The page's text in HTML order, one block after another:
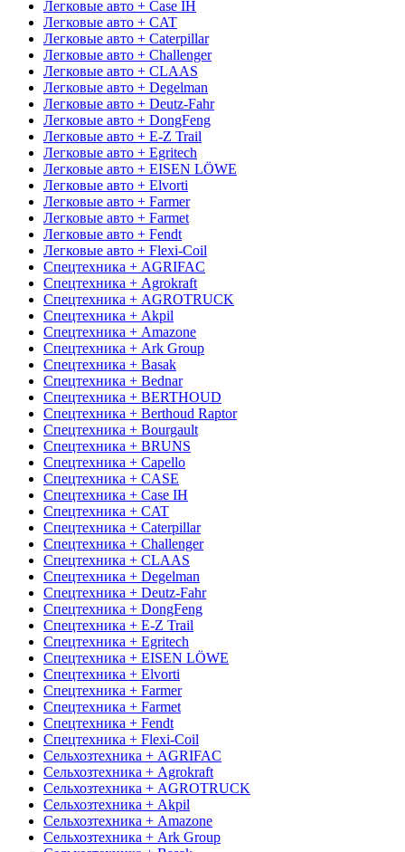
Легковые авто + Case IH
Легковые авто + CAT
Легковые авто + Caterpillar
Легковые авто + Challenger
Легковые авто + CLAAS
Легковые авто + Degelman
Легковые авто + Deutz-Fahr
Легковые авто + DongFeng
Легковые авто + E-Z Trail
Легковые авто + Egritech
Легковые авто + EISEN LÖWE
Легковые авто + Elvorti
Легковые авто + Farmer
Легковые авто + Farmet
Легковые авто + Fendt
Легковые авто + Flexi-Coil
Спецтехника + AGRIFAC
Спецтехника + Agrokraft
Спецтехника + AGROTRUCK
Спецтехника + Akpil
Спецтехника + Amazone
Спецтехника + Ark Group
Спецтехника + Basak
Спецтехника + Bednar
Спецтехника + BERTHOUD
Спецтехника + Berthoud Raptor
Спецтехника + Bourgault
Спецтехника + BRUNS
Спецтехника + Capello
Спецтехника + CASE
Спецтехника + Case IH
Спецтехника + CAT
Спецтехника + Caterpillar
Спецтехника + Challenger
Спецтехника + CLAAS
Спецтехника + Degelman
Спецтехника + Deutz-Fahr
Спецтехника + DongFeng
Спецтехника + E-Z Trail
Спецтехника + Egritech
Спецтехника + EISEN LÖWE
Спецтехника + Elvorti
Спецтехника + Farmer
Спецтехника + Farmet
Спецтехника + Fendt
Спецтехника + Flexi-Coil
Сельхозтехника + AGRIFAC
Сельхозтехника + Agrokraft
Сельхозтехника + AGROTRUCK
Сельхозтехника + Akpil
Сельхозтехника + Amazone
Сельхозтехника + Ark Group